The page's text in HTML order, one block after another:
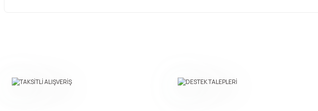
Ürün bilgilerinde hatalar bulunuyor.